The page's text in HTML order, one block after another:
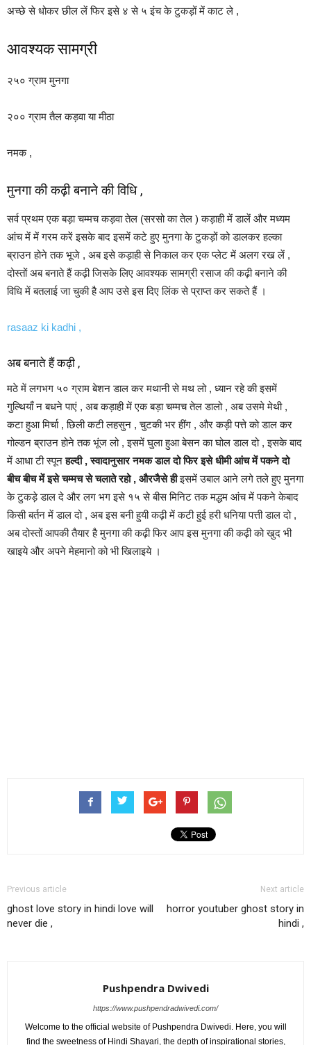
अच्छे से धोकर छील लें फिर इसे ४ से ५ इंच के टुकड़ों में काट ले ,
आवश्यक सामग्री
२५० ग्राम मुनगा
२०० ग्राम तैल कड़वा या मीठा
नमक ,
मुनगा की कढ़ी बनाने की विधि ,
सर्व प्रथम एक बड़ा चम्मच कड़वा तेल (सरसो का तेल ) कड़ाही में डालें और मध्यम
आंच में में गरम करें इसके बाद इसमें कटे हुए मुनगा के टुकड़ों को डालकर हल्का
ब्राउन होने तक भूजे , अब इसे कड़ाही से निकाल कर एक प्लेट में अलग रख लें ,
दोस्तों अब बनाते हैं कढ़ी जिसके लिए आवश्यक सामग्री रसाज की कढ़ी बनाने की
विधि में बतलाई जा चुकी है आप उसे इस दिए लिंक से प्राप्त कर सकते हैं ।
rasaaz ki kadhi ,
अब बनाते हैं कढ़ी ,
मठे में लगभग ५० ग्राम बेशन डाल कर मथानी से मथ लो , ध्यान रहे की इसमें
गुल्थियाँ न बधने पाएं , अब कड़ाही में एक बड़ा चम्मच तेल डालो , अब उसमे मेथी ,
कटा हुआ मिर्चा , छिली कटी लहसुन , चुटकी भर हींग , और कड़ी पत्ते को डाल कर
गोल्डन ब्राउन होने तक भूंज लो , इसमें घुला हुआ बेसन का घोल डाल दो , इसके बाद
में आधा टी स्पूनहल्दी , स्वादानुसार नमक डाल दो फिर इसे धीमी आंच में पकने दो
बीच बीच में इसे चम्मच से चलाते रहो , औरजैसे हीइसमें उबाल आने लगे तले हुए मुनगा
के टुकड़े डाल दे और लग भग इसे १५ से बीस मिनिट तक मद्धम आंच में पकने केबाद
किसी बर्तन में डाल दो , अब इस बनी हुयी कढ़ी में कटी हुई हरी धनिया पत्ती डाल दो ,
अब दोस्तों आपकी तैयार है मुनगा की कढ़ी फिर आप इस मुनगा की कढ़ी को खुद भी
खाइये और अपने मेहमानो को भी खिलाइये ।
Previous article
ghost love story in hindi love will
never die ,
Next article
horror youtuber ghost story in
hindi ,
Pushpendra Dwivedi
https://www.pushpendradwivedi.com/
Welcome to the official website of Pushpendra Dwivedi. Here, you will
find the sweetness of Hindi Shayari, the depth of inspirational stories,